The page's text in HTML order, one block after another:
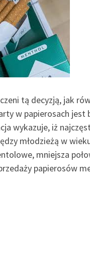
tą decyzją, jak
w papierosach jest
wykazuje, iż
młodzieżą w
mniejsza
papierosów